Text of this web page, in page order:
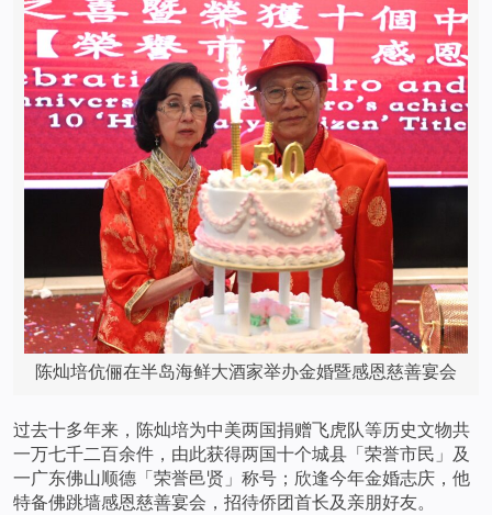
陈灿培伉俪在半岛海鲜大酒家举办金婚暨感恩慈善宴会
过去十多年来，陈灿培为中美两国捐赠飞虎队等历史文物共
一万七千二百余件，由此获得两国十个城县「荣誉市民」及
一广东佛山顺德「荣誉邑贤」称号；欣逢今年金婚志庆，他
特备佛跳墙感恩慈善宴会，招待侨团首长及亲朋好友。